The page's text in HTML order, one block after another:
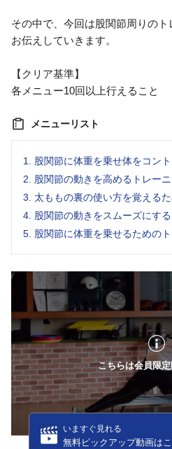
その中で、今回は股関節周りのト
お伝えしていきます。
【クリア基準】
各メニュー10回以上行えること
メニューリスト
1.
股関節に体重を乗せ体をコン
2.
股関節の動きを高めるトレー
3. 太ももの裏の使い方を覚える
4.
股関節の動きをスムーズにす
5.
股関節に体重を乗せるための
こちらは会員限
いますぐ見れる
無料ピックアップ動画は